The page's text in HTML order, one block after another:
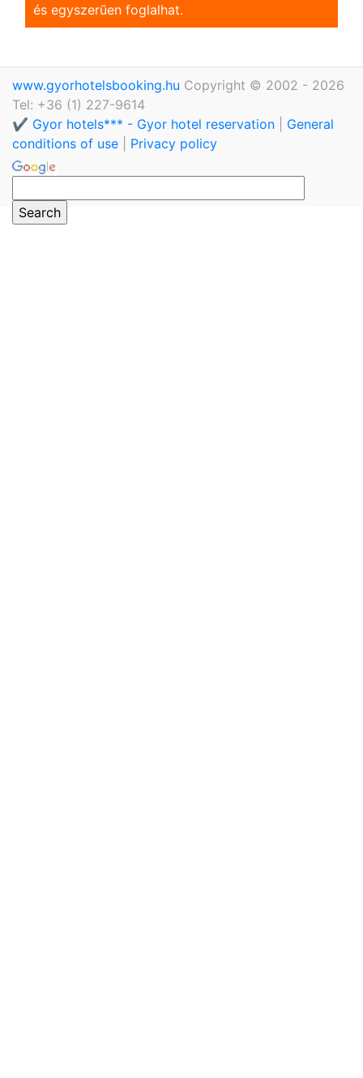
és egyszerũen foglalhat.
www.gyorhotelsbooking.hu Copyright © 2002 - 2026
Tel: +36 (1) 227-9614
✔️ Gyor hotels*** - Gyor hotel reservation
General
conditions of use
Privacy policy